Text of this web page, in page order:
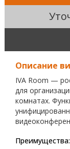
Описание
IVA Room —
для
комнатах.
Преимущества: